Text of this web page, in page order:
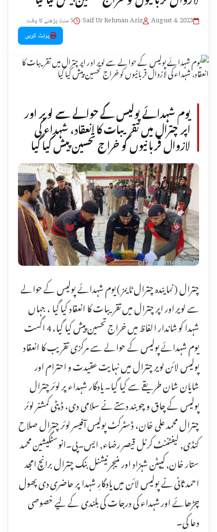
August 4, 2023
•
Saif Ur Rehman Aziz
•
5 منٹ پڑھنے کا وقت
پرنٹ کریں
یوم شہدائے پولیس کے حوالے سے لویر اور
اپر چترال میں تقریبات کا انعقاد، شہداء کی
لازوال قربانیوں کو خراج تحسین پیش کیا گیا
چترال ( نمایندہ چترال ٹایمز ) یوم شہدائے پولیس کے حوالے
سے لویر اور اپر چترال میں تقریبات کا انعقاد کیا گیا ، جہاں
شہدا کو شاندار الفاظ میں خراج تحسین پیش کیا گیا، 4 اگست
یوم شہدائے پولیس کے حوالے سے مرکزی تقریب کا انعقاد
پولیس لائن لویر چترال میں نہایت عقیدت و احترام اور
شایان شان طریقے سے کیا گیا۔ یادگار شہداء پر لوئر چترال
پولیس کے چاق و چوبند دستے نے سلامی دی، ڈپٹی کمشنر لوئر
چترال محمد علی خان، ڈسٹرکٹ پولیس آفیسر لوئر چترال صلاح
کنڈی, لیفٹننٹ کرنل قیصر رضاء, ایس۔پی۔انوسٹگیشین محمد
ستار خان, کیپٹن شہزاد اور منیجر نیشنل بنک چترال برانچ امجد
احمد ثانی نے پولیس لائن میں یادگارِ شہدا پر حاضری دی پھول
چڑھائے اور شہداء کی درجات کی بلندی کے لیے خصوصی
دعا کی۔